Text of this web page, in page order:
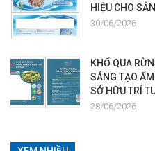
HIỆU CHO
30/06/2026
KHỔ QUA
SÁNG TẠO
SỞ HỮU TRÍ
28/06/2026